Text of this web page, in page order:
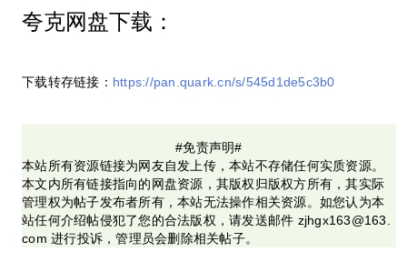
夸克网盘下载：
下载转存链接： https://pan.quark.cn/s/545d1de5c3b0
#免责声明#
本站所有资源链接为网友自发上传，本站不存储任何实质资源。
本文内所有链接指向的网盘资源，其版权归版权方所有，其实际
管理权为帖子发布者所有，本站无法操作相关资源。如您认为本
站任何介绍帖侵犯了您的合法版权，请发送邮件 zjhgx163@163.
com 进行投诉，管理员会删除相关帖子。